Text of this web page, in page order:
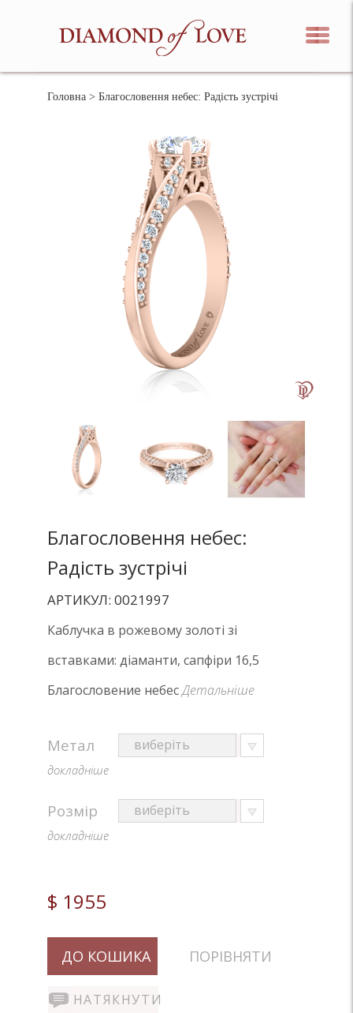
Головна > Благословення небес: Радість зустрічі
Благословення небес:
Радість зустрічі
АРТИКУЛ: 0021997
Каблучка в рожевому золоті зі
вставками: діаманти, сапфіри 16,5
Благословение небесДетальніше
Метал
докладніше
Розмір
докладніше
$ 1955
ДО КОШИКА ПОРІВНЯТИ
НАТЯКНУТИ